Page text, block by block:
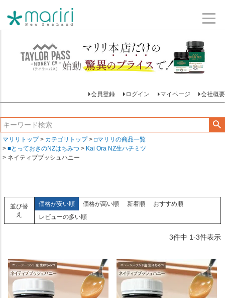
会員登録 ログイン マイページ 会社概要
マリリトップ カテゴリトップ
□マリリの商品一覧
■とっておきのNZはちみつ
Kai Ora NZ生ハチミツ
ネイティブブッシュハニー
並び替
え
価格が安い順 価格が高い順 新着順
おすすめ順
レビューの多い順
3件中 1-3件表示